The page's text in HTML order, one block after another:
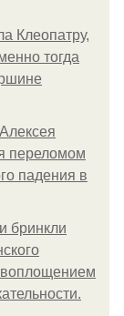
Клеопатру,
тогда
переломом
падения в
бринкли